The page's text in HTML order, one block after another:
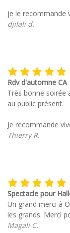
je le recommande
djilali d.
Rdv d'automne CA
Très bonne soirée
au public présent.
Je recommande
Thierry R.
Spectacle pour
Un grand merci à
les grands. Merci
Magali C.